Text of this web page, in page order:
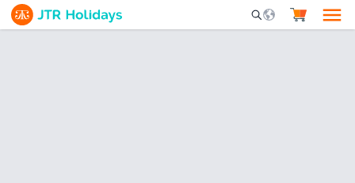
Mobile Search